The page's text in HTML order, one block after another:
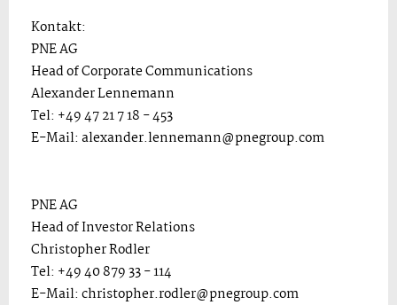
Kontakt:
PNE AG
Head of Corporate Communications
Alexander Lennemann
Tel: +49 47 21 7 18 - 453
E-Mail: alexander.lennemann@pnegroup.com
PNE AG
Head of Investor Relations
Christopher Rodler
Tel: +49 40 879 33 - 114
E-Mail: christopher.rodler@pnegroup.com